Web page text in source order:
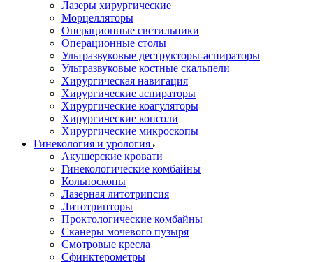
Лазеры хирургические
Морцелляторы
Операционные светильники
Операционные столы
Ультразвуковые деструкторы-аспираторы
Ультразвуковые костные скальпели
Хирургическая навигация
Хирургические аспираторы
Хирургические коагуляторы
Хирургические консоли
Хирургические микроскопы
Гинекология и урология
Акушерские кровати
Гинекологические комбайны
Кольпоскопы
Лазерная литотрипсия
Литотрипторы
Проктологические комбайны
Сканеры мочевого пузыря
Смотровые кресла
Сфинктерометры